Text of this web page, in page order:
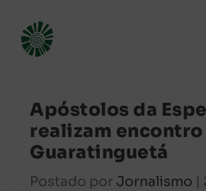
Apóstolos da
realizam encontro
Guaratinguetá
Postado por Jornalismo |